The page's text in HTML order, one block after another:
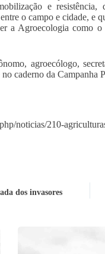
e
o campo e cidade, e
a Agroecologia como
agroecólogo,
caderno da Campanha
noticias/210-
dos invasores